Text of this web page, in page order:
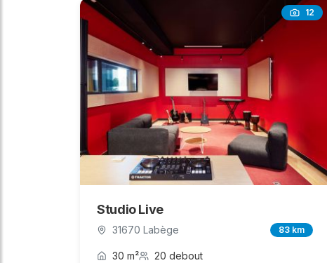
12
Studio Live
31670 Labège 83 km
30 m² 20 debout